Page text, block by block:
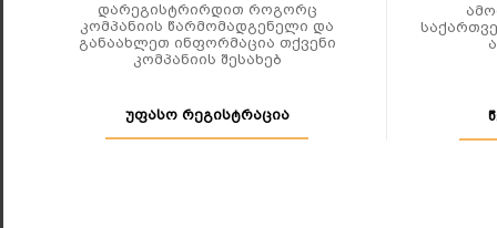
დარეგისტრირდით როგორც
კომპანიის წარმომადგენელი და
განაახლეთ ინფორმაცია თქვენი
კომპანიის შესახებ
უფასო რეგისტრაცია